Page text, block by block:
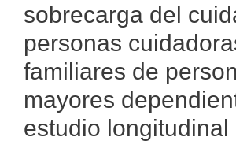
sobrecarga del
personas
familiares de
mayores
estudio longitudinal